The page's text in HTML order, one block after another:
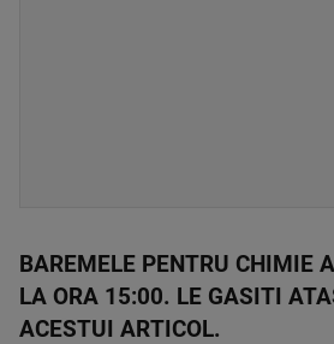
BAREMELE PENTRU CHIMIE
LA ORA 15:00. LE GASITI
ACESTUI ARTICOL.